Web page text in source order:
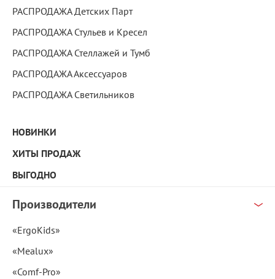
РАСПРОДАЖА Детских Парт
РАСПРОДАЖА Стульев и Кресел
РАСПРОДАЖА Стеллажей и Тумб
РАСПРОДАЖА Аксессуаров
РАСПРОДАЖА Светильников
НОВИНКИ
ХИТЫ ПРОДАЖ
ВЫГОДНО
Производители
«ErgoKids»
«Mealux»
«Comf-Pro»